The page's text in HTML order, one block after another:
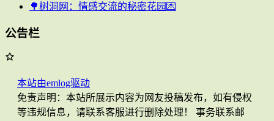
🌳树洞网：情感交流的秘密花园💌
公告栏
本站由emlog驱动
免责声明：本站所展示内容为网友投稿发布，如有侵权
等违规信息，请联系客服进行删除处理！ 事务联系邮